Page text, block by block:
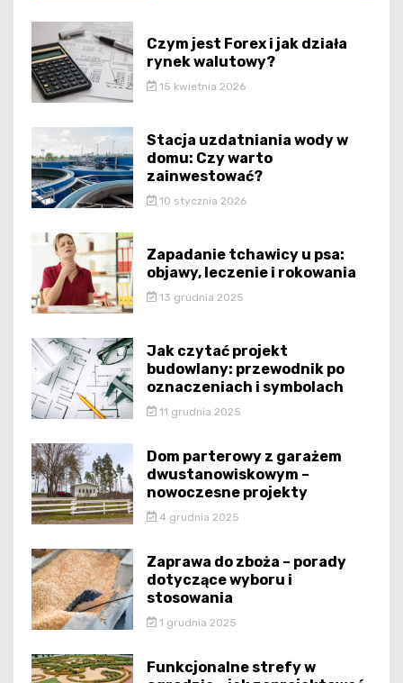
Czym jest Forex i jak działa
rynek walutowy?
15 kwietnia 2026
Stacja uzdatniania wody w
domu: Czy warto
zainwestować?
10 stycznia 2026
Zapadanie tchawicy u psa:
objawy, leczenie i rokowania
13 grudnia 2025
Jak czytać projekt
budowlany: przewodnik po
oznaczeniach i symbolach
11 grudnia 2025
Dom parterowy z garażem
dwustanowiskowym –
nowoczesne projekty
4 grudnia 2025
Zaprawa do zboża – porady
dotyczące wyboru i
stosowania
1 grudnia 2025
Funkcjonalne strefy w